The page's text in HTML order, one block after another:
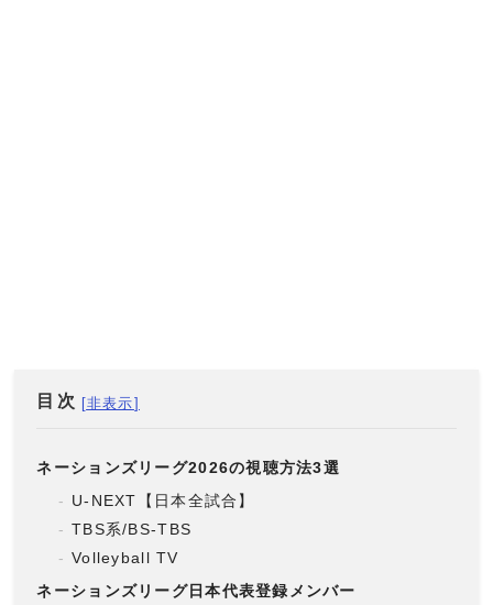
目次
ネーションズリーグ2026の視聴方法3選
U-NEXT【日本全試合】
TBS系/BS-TBS
Volleyball TV
ネーションズリーグ日本代表登録メンバー